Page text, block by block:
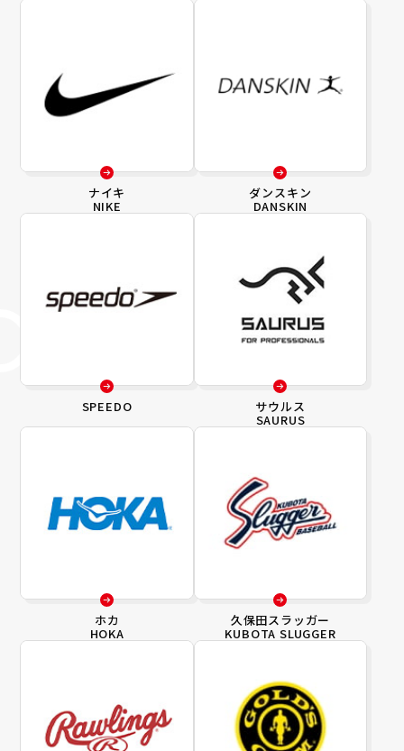
ナイキ
NIKE
ダンスキン
DANSKIN
SPEEDO サウルス
SAURUS
ホカ
HOKA
久保田スラッガー
KUBOTA SLUGGER